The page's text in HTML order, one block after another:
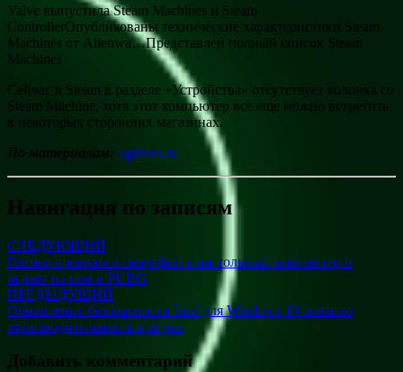
Valve выпустила Steam Machines и Steam
ControllerОпубликованы технические характеристики Steam
Machines от Alienwa…Представлен полный список Steam
Machines
Сейчас в Steam в разделе «Устройства» отсутствует колонка со
Steam Machine, хотя этот компьютер все еще можно встретить
в некоторых сторонних магазинах.
По материалам: vgtimes.ru
Навигация по записям
СЛЕДУЮЩИЙ
Геймер превратил смартфон в настольный компьютер и
играет на нем в PUBG
ПРЕДЫДУЩИЙ
Обновление безопасности Intel для Windows 10 снизило
производительность в играх
Добавить комментарий